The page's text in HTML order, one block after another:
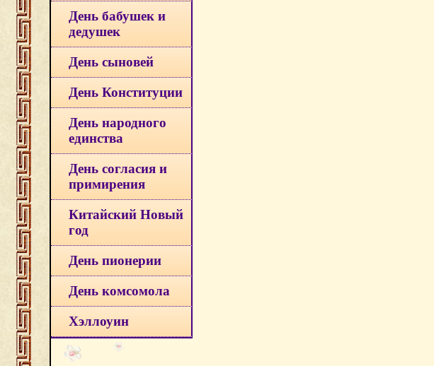
День бабушек и
дедушек
День сыновей
День Конституции
День народного
единства
День согласия и
примирения
Китайский Новый
год
День пионерии
День комсомола
Хэллоуин